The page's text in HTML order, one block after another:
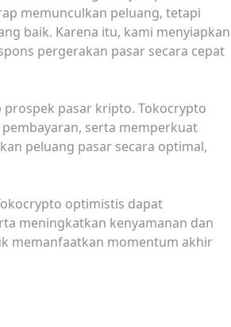
memunculkan peluang, tetapi
baik. Karena itu, kami menyiapkan
pergerakan pasar secara cepat
pasar kripto. Tokocrypto
serta memperkuat
peluang pasar secara optimal,
optimistis dapat
meningkatkan kenyamanan dan
memanfaatkan momentum akhir